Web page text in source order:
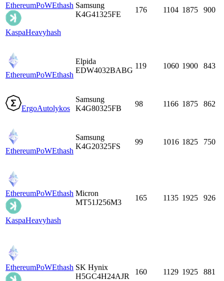
EthereumPoWEthash
KaspaHeavyhash
Samsung
K4G41325FE
176 1104 1875 900
EthereumPoWEthash
Elpida
EDW4032BABG
119 1060 1900 843
ErgoAutolykos
Samsung
K4G80325FB
98 1166 1875 862
EthereumPoWEthash
Samsung
K4G20325FS
99 1016 1825 750
EthereumPoWEthash
KaspaHeavyhash
Micron
MT51J256M3
165 1135 1925 926
EthereumPoWEthash SK Hynix
H5GC4H24AJR
160 1129 1925 881